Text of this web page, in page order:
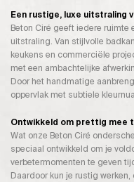
Een rustige, luxe uitstraling
Beton Ciré geeft iedere ruimte
uitstraling. Van stijlvolle
keukens en commerciële
met een ambachtelijke
Door het handmatige
oppervlak met subtiele
Ontwikkeld om prettig mee
Wat onze Beton Ciré
speciaal ontwikkeld om je
verbetermomenten te geven
Daardoor kun je rustig